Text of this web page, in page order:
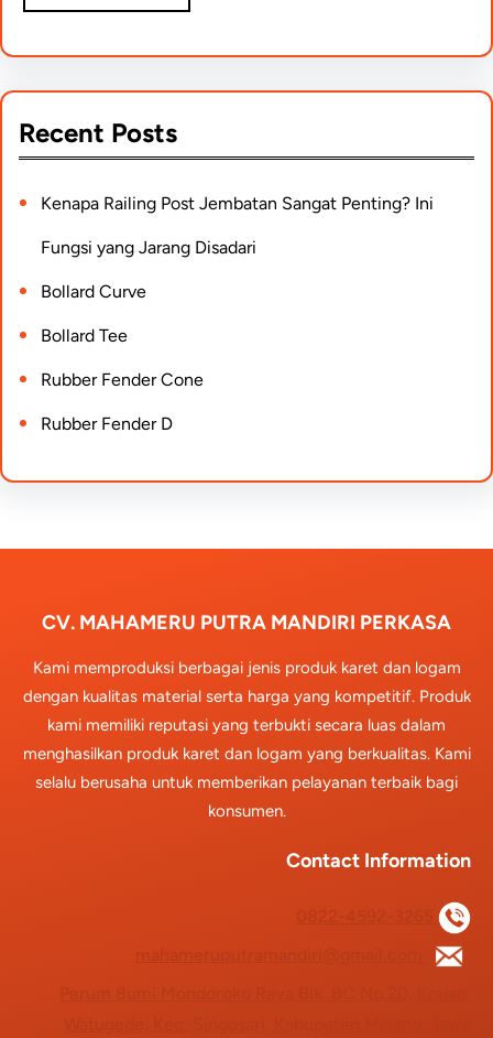
Recent Posts
Kenapa Railing Post Jembatan Sangat Penting? Ini
Fungsi yang Jarang Disadari
Bollard Curve
Bollard Tee
Rubber Fender Cone
Rubber Fender D
CV. MAHAMERU PUTRA MANDIRI PERKASA
Kami memproduksi berbagai jenis produk karet dan logam
dengan kualitas material serta harga yang kompetitif. Produk
kami memiliki reputasi yang terbukti secara luas dalam
menghasilkan produk karet dan logam yang berkualitas. Kami
selalu berusaha untuk memberikan pelayanan terbaik bagi
konsumen.
Contact Information